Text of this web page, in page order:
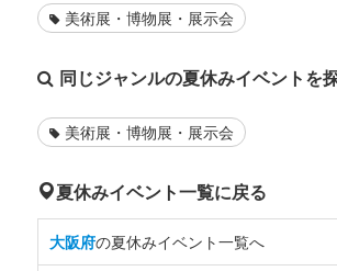
美術展・博物展・展示会
同じジャンルの夏休みイベントを
美術展・博物展・展示会
夏休みイベント一覧に戻る
大阪府の夏休みイベント一覧へ